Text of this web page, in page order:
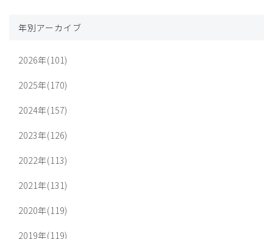
年別アーカイブ
2026年(101)
2025年(170)
2024年(157)
2023年(126)
2022年(113)
2021年(131)
2020年(119)
2019年(119)